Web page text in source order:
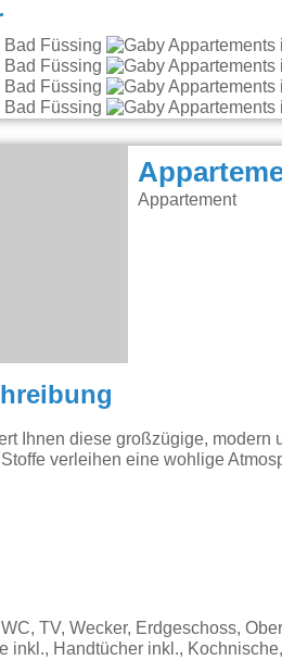
Appartement
Ihnen diese großzügige, modern
verleihen eine wohlige
TV, Wecker, Erdgeschoss,
inkl., Handtücher inkl.,